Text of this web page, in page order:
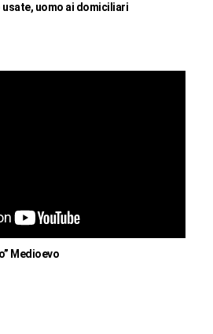
uomo ai domiciliari
Medioevo